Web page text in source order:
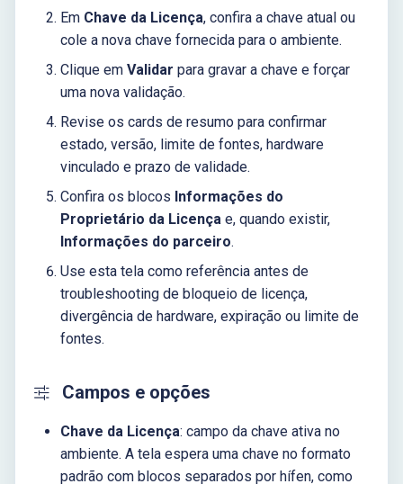
Em Chave da Licença, confira a chave atual ou
cole a nova chave fornecida para o ambiente.
Clique em Validar para gravar a chave e forçar
uma nova validação.
Revise os cards de resumo para confirmar
estado, versão, limite de fontes, hardware
vinculado e prazo de validade.
Confira os blocos Informações do
Proprietário da Licença e, quando existir,
Informações do parceiro.
Use esta tela como referência antes de
troubleshooting de bloqueio de licença,
divergência de hardware, expiração ou limite de
fontes.
Campos e opções
Chave da Licença: campo da chave ativa no
ambiente. A tela espera uma chave no formato
padrão com blocos separados por hífen, como